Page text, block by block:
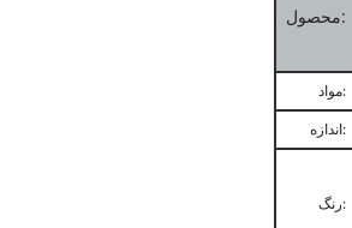
محصول:
مواد:
اندازه:
رنگ: